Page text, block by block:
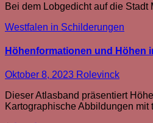
Bei dem Lobgedicht auf die
Westfalen in Schilderungen
Höhenformationen und Höhen
Oktober 8, 2023 Rolevinck
Dieser Atlasband präsentiert
Kartographische Abbildungen